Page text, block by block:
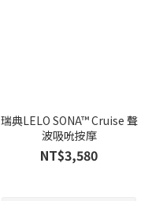
瑞典LELO SONA™ Cruise 聲
波吸吮按摩
NT$3,580